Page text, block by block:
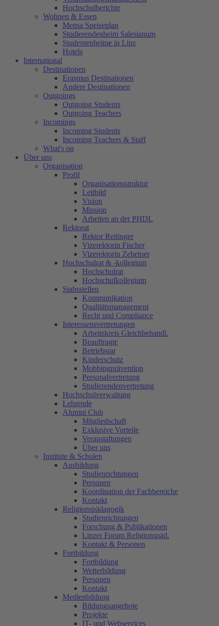
Hochschulberichte
Wohnen & Essen
Mensa Speiseplan
Studierendenheim Salesianum
Studentenheime in Linz
Hotels
International
Destinationen
Erasmus Destinationen
Andere Destinationen
Outgoings
Outgoing Students
Outgoing Teachers
Incomings
Incoming Students
Incoming Teachers & Staff
What's on
Über uns
Organisation
Profil
Organisationsstruktur
Leitbild
Vision
Mission
Arbeiten an der PHDL
Rektorat
Rektor Reitinger
Vizerektorin Fischer
Vizerektorin Zehetner
Hochschulrat & -kollegium
Hochschulrat
Hochschulkollegium
Stabsstellen
Kommunikation
Qualitätsmanagement
Recht und Compliance
Interessensvertretungen
Arbeitskreis Gleichbehandl.
Beauftragte
Betriebsrat
Kinderschutz
Mobbingprävention
Personalvertretung
Studierendenvertretung
Hochschulverwaltung
Lehrende
Alumni Club
Mitgliedschaft
Exklusive Vorteile
Veranstaltungen
Über uns
Institute & Schulen
Ausbildung
Studienrichtungen
Personen
Koordination der Fachbereiche
Kontakt
Religionspädagogik
Studienrichtungen
Forschung & Publikationen
Linzer Forum Religionspäd.
Kontakt & Personen
Fortbildung
Fortbildung
Weiterbildung
Personen
Kontakt
Medienbildung
Bildungsangebote
Projekte
IT- und Webservices